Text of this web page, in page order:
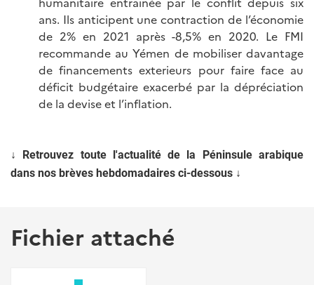
ans. Ils anticipent une contraction de l’économie
de 2% en 2021 après -8,5% en 2020. Le FMI
recommande au Yémen de mobiliser davantage
de financements exterieurs pour faire face au
déficit budgétaire exacerbé par la dépréciation
de la devise et l’inflation.
↓ Retrouvez toute l'actualité de la Péninsule arabique
dans nos brèves hebdomadaires ci-dessous ↓
Fichier attaché